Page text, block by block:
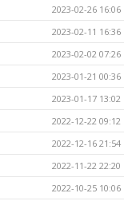
2023-02-26 16:06
2023-02-11 16:36
2023-02-02 07:26
2023-01-21 00:36
2023-01-17 13:02
2022-12-22 09:12
2022-12-16 21:54
2022-11-22 22:20
2022-10-25 10:06